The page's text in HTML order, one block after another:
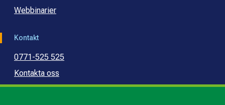
Webbinarier
Kontakt
0771-525 525
Kontakta oss
Press